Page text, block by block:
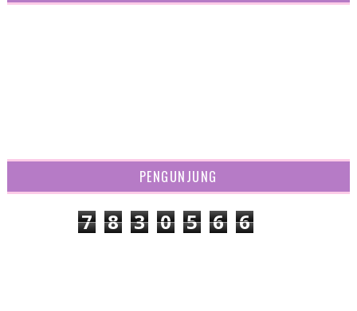
PENGUNJUNG
7 8 3 0 5 6 6